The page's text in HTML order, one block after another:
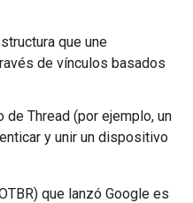
que une
de vínculos basados
Thread (por ejemplo, un
y unir un dispositivo
que lanzó Google es